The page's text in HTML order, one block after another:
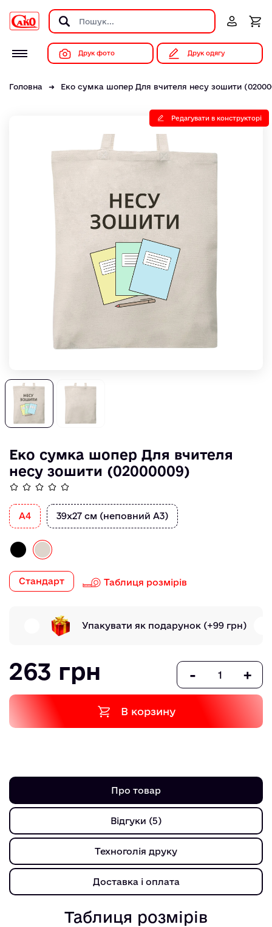
Друк фото Друк одягу
Головна Еко сумка шопер Для вчителя несу зошити
Редагувати в конструкторі
Еко сумка шопер Для вчителя
несу зошити (02000009)
A4 39х27 см (неповний А3)
Стандарт Таблиця розмірів
Упакувати як подарунок (+99 грн)
263 грн - +
В корзину
Про товар
Відгуки (5)
Техноголія друку
Доставка і оплата
Таблиця розмірів